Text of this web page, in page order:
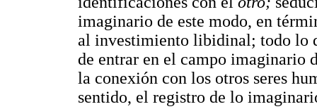
imaginario de este modo, en
al investimiento libidinal; todo lo
de entrar en el campo
la conexión con los otros seres
sentido, el registro de lo